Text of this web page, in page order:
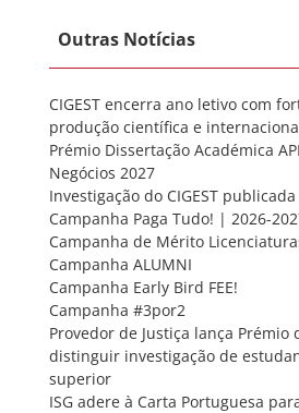
Outras Notícias
CIGEST encerra ano letivo com
produção científica e
Prémio Dissertação Académica
Negócios 2027
Investigação do CIGEST
Campanha Paga Tudo! | 2026-
Campanha de Mérito
Campanha ALUMNI
Campanha Early Bird FEE!
Campanha #3por2
Provedor de Justiça lança Prémio
distinguir investigação de
superior
ISG adere à Carta Portuguesa